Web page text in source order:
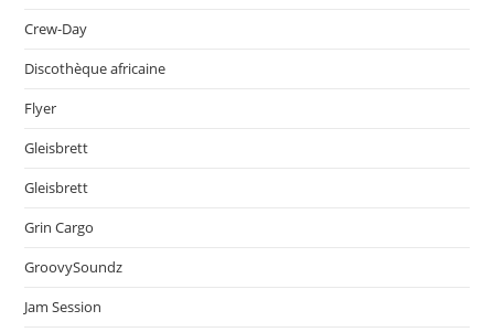
Crew-Day
Discothèque africaine
Flyer
Gleisbrett
Gleisbrett
Grin Cargo
GroovySoundz
Jam Session